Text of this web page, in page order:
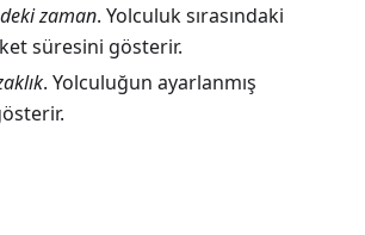
zaman. Yolculuk sırasındaki
süresini gösterir.
. Yolculuğun ayarlanmış